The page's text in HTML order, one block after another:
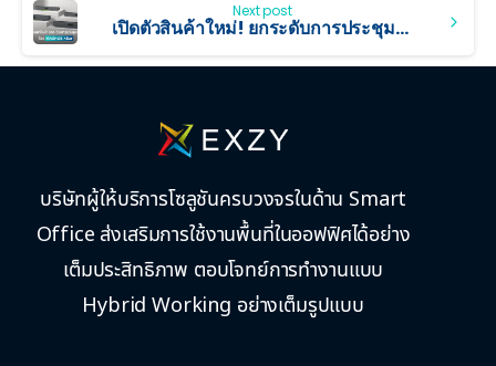
Next post
เปิดตัวสินค้าใหม่! ยกระดับการประชุมออนไลน์ด้วย MAXHUB XBar
บริษัทผู้ให้บริการโซลูชันครบวงจรในด้าน Smart
Office ส่งเสริมการใช้งานพื้นที่ในออฟฟิศได้อย่าง
เต็มประสิทธิภาพ ตอบโจทย์การทำงานแบบ
Hybrid Working อย่างเต็มรูปแบบ